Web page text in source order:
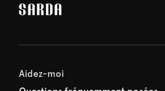
commande
Aidez-moi